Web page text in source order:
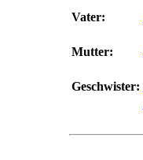
Vater:
Mutter:
Geschwister: